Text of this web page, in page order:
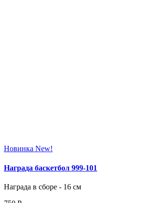
Новинка New!
Награда баскетбол 999-101
Награда в сборе - 16 см